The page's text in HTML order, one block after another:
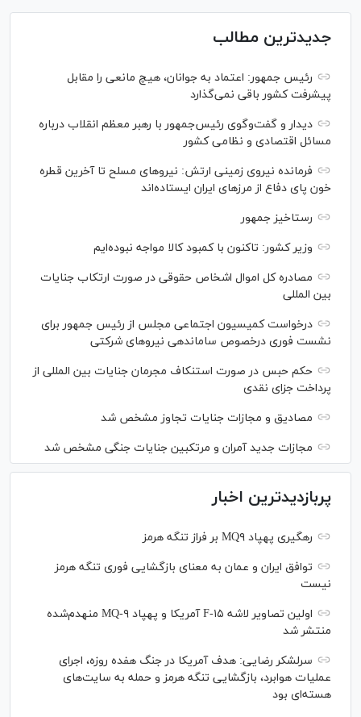
جدیدترین مطالب
رئیس جمهور: اعتماد به جوانان، هیچ مانعی را مقابل
پیشرفت کشور باقی نمی‌گذارد
دیدار و گفت‌‌وگوی رئیس‌جمهور با رهبر معظم انقلاب درباره
مسائل اقتصادی و نظامی کشور
فرمانده نیروی زمینی ارتش: نیرو‌های مسلح تا آخرین قطره
خون پای دفاع از مرز‌های ایران ایستاده‌اند
رستاخیز جمهور
وزیر کشور: تاکنون با کمبود کالا مواجه نبوده‌ایم
مصادره کل اموال اشخاص حقوقی در صورت ارتکاب جنایات
بین المللی
درخواست کمیسیون اجتماعی مجلس از رئیس جمهور برای
نشست فوری درخصوص ساماندهی نیرو‌های شرکتی
حکم حبس در صورت استنکاف مجرمان جنایات بین المللی از
پرداخت جزای نقدی
مصادیق و مجازات جنایات تجاوز مشخص شد
مجازات جدید آمران و مرتکبین جنایات جنگی مشخص شد
پربازدیدترین اخبار
رهگیری پهپاد MQ۹ بر فراز تنگه هرمز
توافق ایران و عمان به معنای بازگشایی فوری تنگه هرمز
نیست
اولین تصاویر لاشه F-۱۵ آمریکا و پهپاد MQ-۹ منهدم‌شده
منتشر شد
سرلشکر رضایی: هدف آمریکا در جنگ هفده روزه، اجرای
عملیات هوابرد، بازگشایی تنگه هرمز و حمله به سایت‌های
هسته‌ای بود